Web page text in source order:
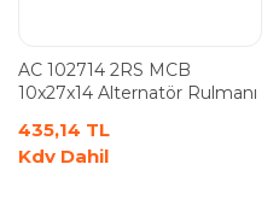
AC 102714 2RS MCB
10x27x14 Alternatör Rulmanı
435,14 TL
Kdv Dahil